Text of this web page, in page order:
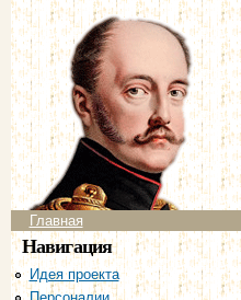
Главное меню
Главная
Навигация
Идея проекта